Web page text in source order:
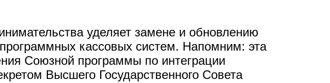
уделяет замене и обновлению
кассовых систем. Напомним: эта
Союзной программы по интеграции
Высшего Государственного Совета